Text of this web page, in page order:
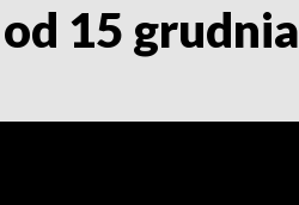
15 grudnia